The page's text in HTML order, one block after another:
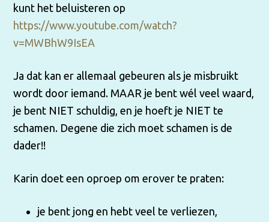
kunt het beluisteren op
https://www.youtube.com/watch?
v=MWBhW9IsEA
Ja dat kan er allemaal gebeuren als je misbruikt
wordt door iemand. MAAR je bent wél veel waard,
je bent NIET schuldig, en je hoeft je NIET te
schamen. Degene die zich moet schamen is de
dader!!
Karin doet een oproep om erover te praten:
je bent jong en hebt veel te verliezen,